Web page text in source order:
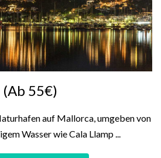
55€)
auf Mallorca, umgeben von
Wasser wie Cala Llamp ...